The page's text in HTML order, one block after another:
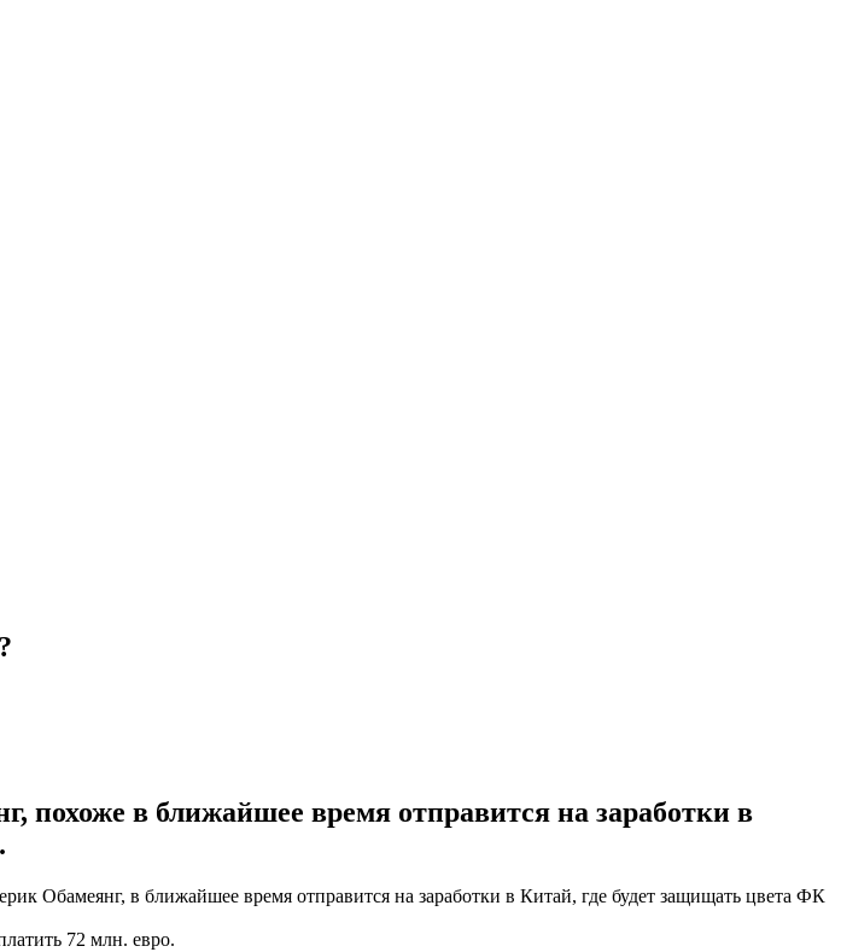
в ближайшее время отправится на заработки в
в ближайшее время отправится на заработки в Китай, где будет защищать цвета ФК
72 млн. евро.